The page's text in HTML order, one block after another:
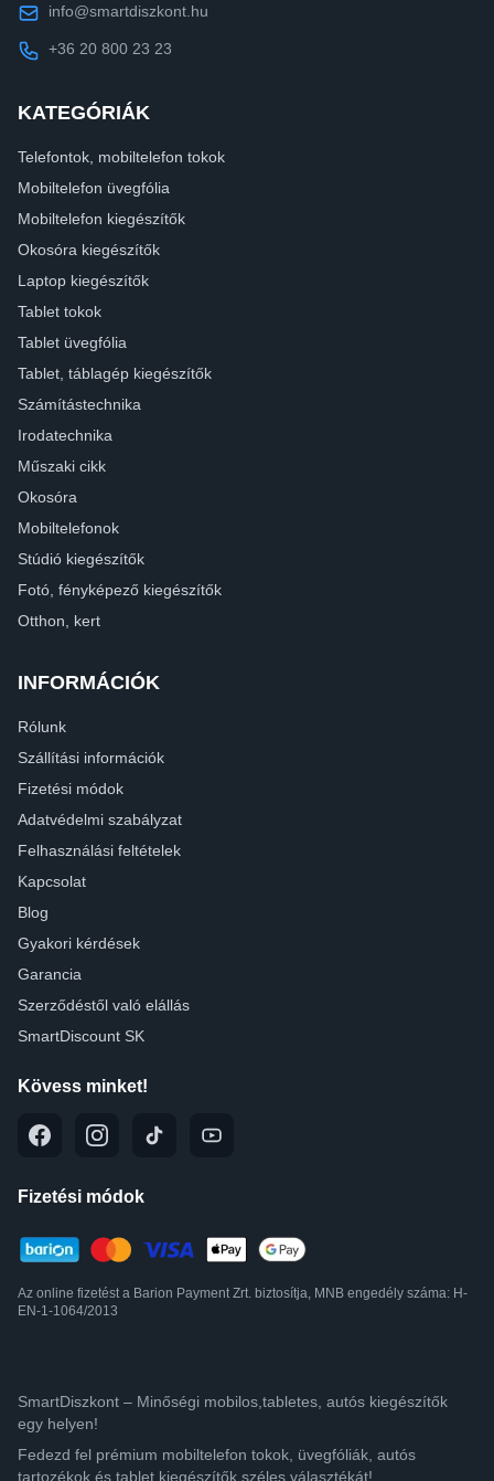
info@smartdiszkont.hu
+36 20 800 23 23
KATEGÓRIÁK
Telefontok, mobiltelefon tokok
Mobiltelefon üvegfólia
Mobiltelefon kiegészítők
Okosóra kiegészítők
Laptop kiegészítők
Tablet tokok
Tablet üvegfólia
Tablet, táblagép kiegészítők
Számítástechnika
Irodatechnika
Műszaki cikk
Okosóra
Mobiltelefonok
Stúdió kiegészítők
Fotó, fényképező kiegészítők
Otthon, kert
INFORMÁCIÓK
Rólunk
Szállítási információk
Fizetési módok
Adatvédelmi szabályzat
Felhasználási feltételek
Kapcsolat
Blog
Gyakori kérdések
Garancia
Szerződéstől való elállás
SmartDiscount SK
Kövess minket!
Fizetési módok
Az online fizetést a Barion Payment Zrt. biztosítja, MNB engedély száma: H-
EN-1-1064/2013
SmartDiszkont – Minőségi mobilos,tabletes, autós kiegészítők
egy helyen!
Fedezd fel prémium mobiltelefon tokok, üvegfóliák, autós
tartozékok és tablet kiegészítők széles választékát!